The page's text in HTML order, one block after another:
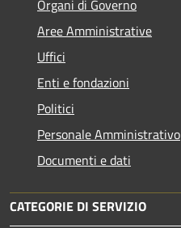
Organi di Governo
Aree Amministrative
Uffici
Enti e fondazioni
Politici
Personale Amministrativo
Documenti e dati
CATEGORIE DI SERVIZIO